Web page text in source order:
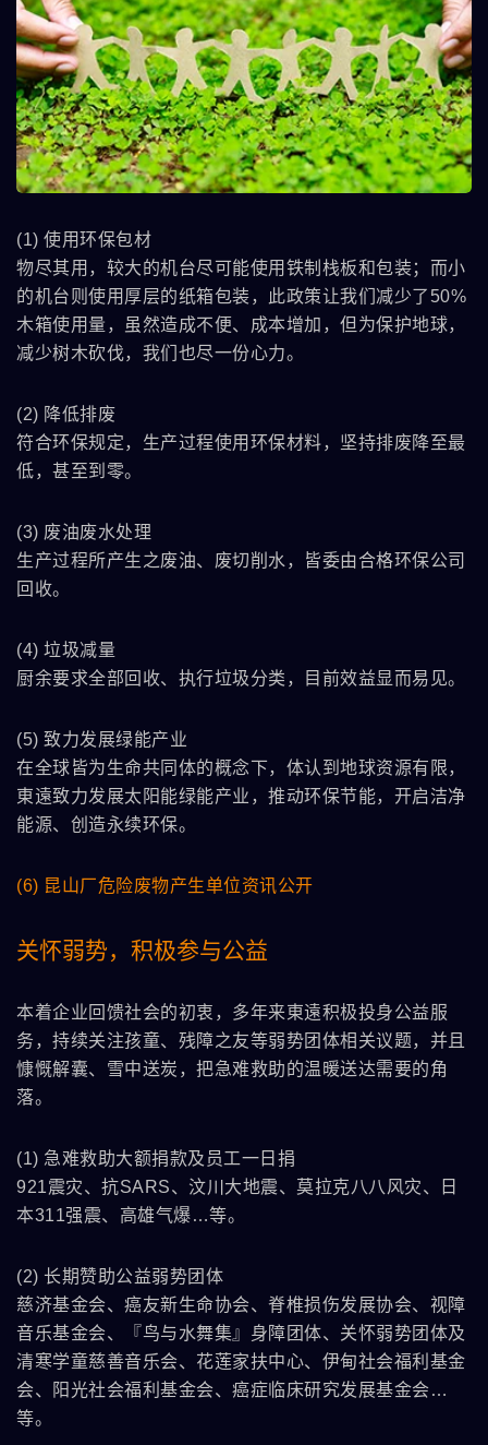
(1) 使用环保包材
物尽其用，较大的机台尽可能使用铁制栈板和包装；而小
的机台则使用厚层的纸箱包装，此政策让我们减少了50%
木箱使用量，虽然造成不便、成本增加，但为保护地球，
减少树木砍伐，我们也尽一份心力。
(2) 降低排废
符合环保规定，生产过程使用环保材料，坚持排废降至最
低，甚至到零。
(3) 废油废水处理
生产过程所产生之废油、废切削水，皆委由合格环保公司
回收。
(4) 垃圾减量
厨余要求全部回收、执行垃圾分类，目前效益显而易见。
(5) 致力发展绿能产业
在全球皆为生命共同体的概念下，体认到地球资源有限，
東遠致力发展太阳能绿能产业，推动环保节能，开启洁净
能源、创造永续环保。
(6) 昆山厂危险废物产生单位资讯公开
关怀弱势，积极参与公益
本着企业回馈社会的初衷，多年来東遠积极投身公益服
务，持续关注孩童、残障之友等弱势团体相关议题，并且
慷慨解囊、雪中送炭，把急难救助的温暖送达需要的角
落。
(1) 急难救助大额捐款及员工一日捐
921震灾、抗SARS、汶川大地震、莫拉克八八风灾、日
本311强震、高雄气爆…等。
(2) 长期赞助公益弱势团体
慈济基金会、癌友新生命协会、脊椎损伤发展协会、视障
音乐基金会、『鸟与水舞集』身障团体、关怀弱势团体及
清寒学童慈善音乐会、花莲家扶中心、伊甸社会福利基金
会、阳光社会福利基金会、癌症临床研究发展基金会…
等。